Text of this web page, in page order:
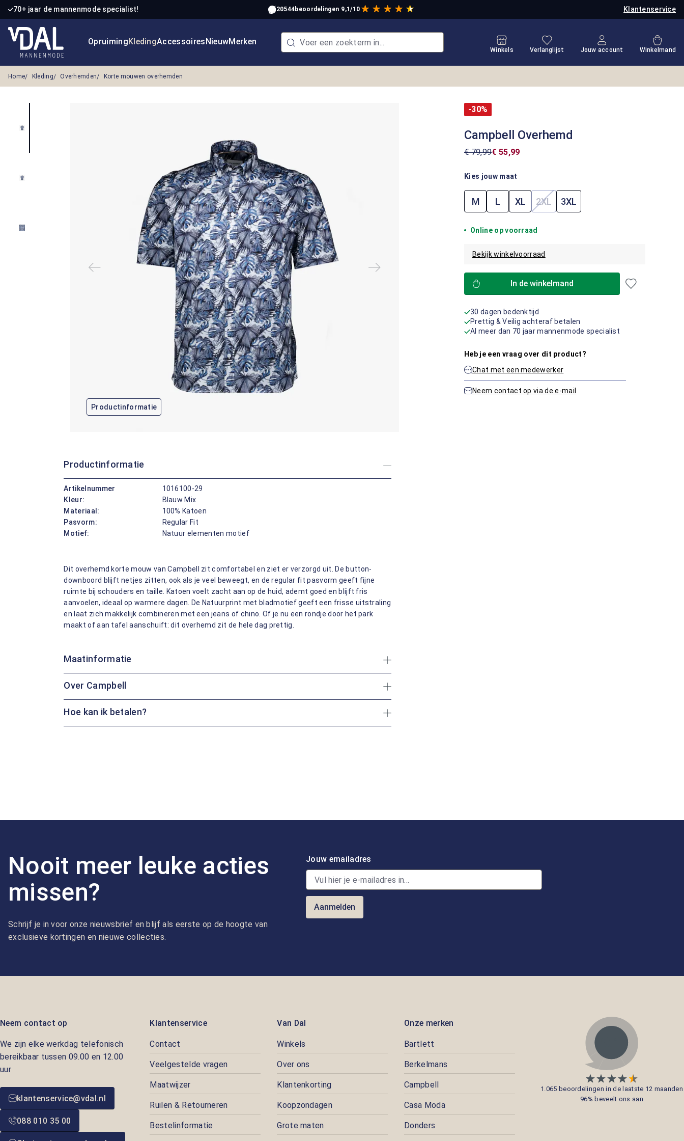
de hoofdinhoud
Ga naar de zoekopdracht
Ga naar de hoofdnavigatie
70+ jaar de mannenmode specialist! Klantenservice
20544beoordelingen 9,1/10
OpruimingKledingAccessoiresNieuwMerken
Winkels
Je hebt 0 items op je verlanglijstje
Verlanglijst Jouw account Winkelmand
Home Kleding Overhemden Korte mouwen overhemden
Productinformatie
-30%
Campbell Overhemd
€ 79,99€ 55,99
Kies jouw maat
M L XL 2XL(Deze optie is momenteel niet
3XL
Online op voorraad
Bekijk winkelvoorraad
In de winkelmand
30 dagen bedenktijd
Prettig & Veilig achteraf betalen
Al meer dan 70 jaar mannenmode specialist
Heb je een vraag over dit product?
Chat met een medewerker
Neem contact op via de e-mail
Productinformatie
Artikelnummer
1016100-29
Kleur:
Blauw Mix
Materiaal:
100% Katoen
Pasvorm:
Regular Fit
Motief:
Natuur elementen motief
Dit overhemd korte mouw van Campbell zit comfortabel en ziet er verzorgd uit. De button-
downboord blijft netjes zitten, ook als je veel beweegt, en de regular fit pasvorm geeft fijne
ruimte bij schouders en taille. Katoen voelt zacht aan op de huid, ademt goed en blijft fris
aanvoelen, ideaal op warmere dagen. De Natuurprint met bladmotief geeft een frisse uitstraling
en laat zich makkelijk combineren met een jeans of chino. Of je nu een rondje door het park
maakt of aan tafel aanschuift: dit overhemd zit de hele dag prettig.
Maatinformatie
Over Campbell
Hoe kan ik betalen?
Nooit meer leuke acties
missen?
Schrijf je in voor onze nieuwsbrief en blijf als eerste op de hoogte van
exclusieve kortingen en nieuwe collecties.
Jouw emailadres
Aanmelden
Neem contact op
We zijn elke werkdag telefonisch
bereikbaar tussen 09.00 en 12.00
uur
klantenservice@vdal.nl
088 010 35 00
Klantenservice
Contact
Veelgestelde vragen
Maatwijzer
Ruilen & Retourneren
Bestelinformatie
Van Dal
Winkels
Over ons
Klantenkorting
Koopzondagen
Grote maten
Onze merken
Bartlett
Berkelmans
Campbell
Casa Moda
Donders
1.065 beoordelingen in de laatste 12 maanden
96% beveelt ons aan